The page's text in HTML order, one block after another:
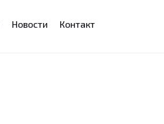
Новости Контакт